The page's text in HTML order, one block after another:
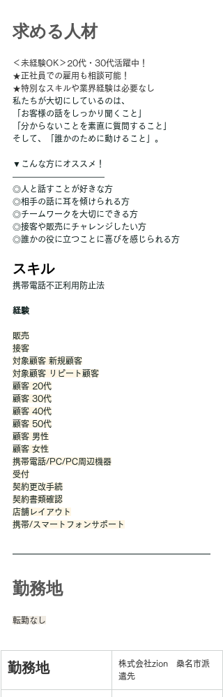
求める人材
＜未経験OK＞20代・30代活躍中！
★正社員での雇用も相談可能！
★特別なスキルや業界経験は必要なし
私たちが大切にしているのは、
「お客様の話をしっかり聞くこと」
「分からないことを素直に質問すること」
そして、「誰かのために動けること」。
▼こんな方にオススメ！
―――――――――――
◎人と話すことが好きな方
◎相手の話に耳を傾けられる方
◎チームワークを大切にできる方
◎接客や販売にチャレンジしたい方
◎誰かの役に立つことに喜びを感じられる方
スキル
携帯電話不正利用防止法
経験
販売
接客
対象顧客 新規顧客
対象顧客 リピート顧客
顧客 20代
顧客 30代
顧客 40代
顧客 50代
顧客 男性
顧客 女性
携帯電話/PC/PC周辺機器
受付
契約更改手続
契約書類確認
店舗レイアウト
携帯/スマートフォンサポート
勤務地
転勤なし
勤務地
株式会社zion　桑名市派
遣先